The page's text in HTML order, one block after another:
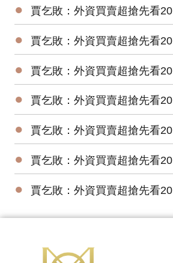
● 賈乞敗：外資買賣超搶先看20230816
● 賈乞敗：外資買賣超搶先看20230815
● 賈乞敗：外資買賣超搶先看20230814
● 賈乞敗：外資買賣超搶先看20230811
● 賈乞敗：外資買賣超搶先看20230810
● 賈乞敗：外資買賣超搶先看20230809
● 賈乞敗：外資買賣超搶先看20230808